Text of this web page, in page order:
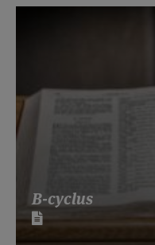
B-cyclus